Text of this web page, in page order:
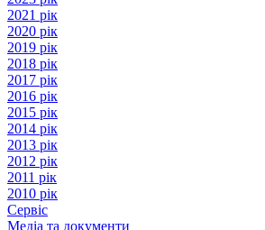
2021 рік
2020 рік
2019 рік
2018 рік
2017 рік
2016 рік
2015 рік
2014 рік
2013 рік
2012 рік
2011 рік
2010 рік
Сервіс
Медіа та документи